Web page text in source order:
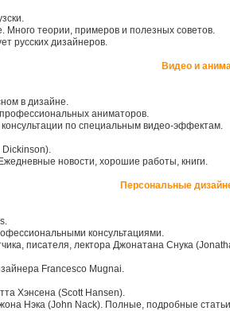
теории, примеров и полезных советов.
русских дизайнеров.
Видео и
в дизайне.
аниматоров.
по специальным видео-эффектам.
новости, хорошие работы, книги.
Персональные
консультациями.
писателя, лектора Джонатана Снука
Francesco Mugnai.
Хэнсена (Scott Hansen).
Нэка (John Nack). Полные, подробные